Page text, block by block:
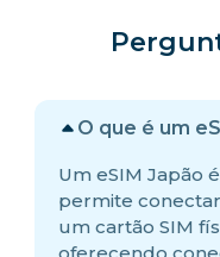
O que é um
Um eSIM Japão
permite
um cartão SIM